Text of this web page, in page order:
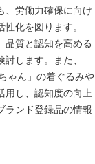
、労働力確保に向け
性化を図ります。
品質と認知を高める
します。また、
ゃん」の着ぐるみや
用し、認知度の向上
ランド登録品の情報